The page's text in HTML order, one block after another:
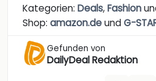
Kategorien: Deals,Fashion
Shop: amazon.deundG-
Gefunden von
DailyDeal Redaktion